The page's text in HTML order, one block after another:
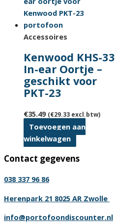
Accessoires
Kenwood KHS-33
In-ear Oortje –
geschikt voor
PKT-23
€35.49 (€29.33 excl.btw)
Toevoegen aan
winkelwagen
Contact gegevens
038 337 96 86
Herenpark 21 8025 AR Zwolle
info@portofoondiscounter.nl